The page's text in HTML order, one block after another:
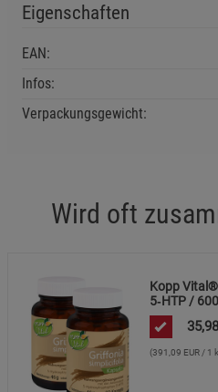
Eigenschaften
EAN:
Infos:
Verpackungsgewicht:
Wird oft
Kopp
5‑HTP /
35,98
(391,09 EUR / 1
Funktionale Cookies
Beschreibung Funktionale Cookies
Cookie-